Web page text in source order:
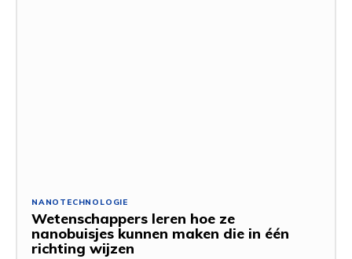
NANOTECHNOLOGIE
Wetenschappers leren hoe ze
nanobuisjes kunnen maken die in één
richting wijzen